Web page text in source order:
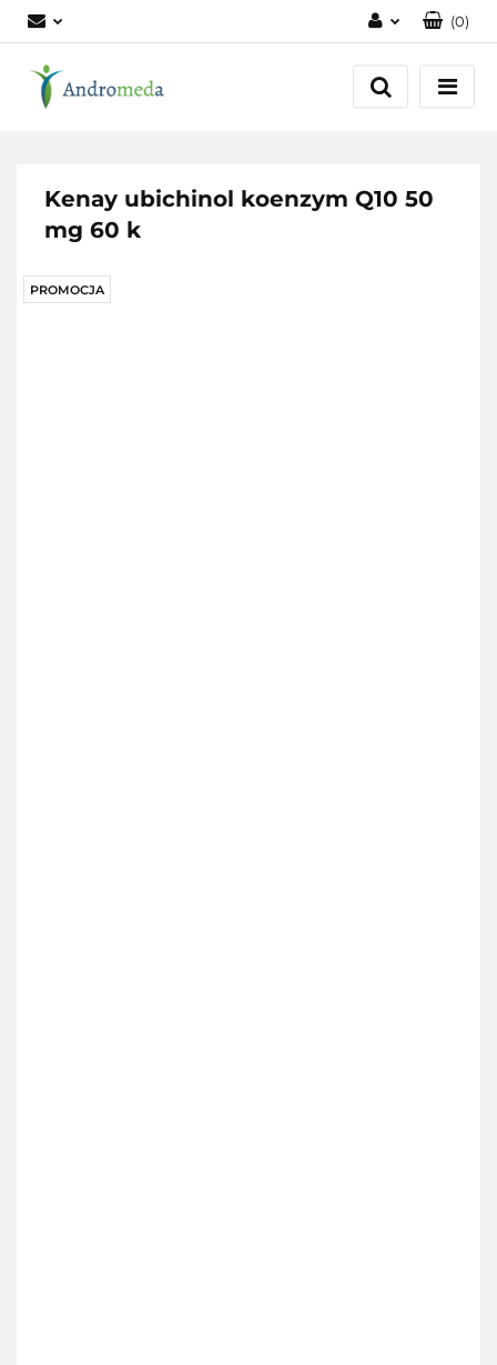
Zaloguj się
Zarejestruj się
(0)
Kenay ubichinol koenzym Q10 50
mg 60 k
PROMOCJA